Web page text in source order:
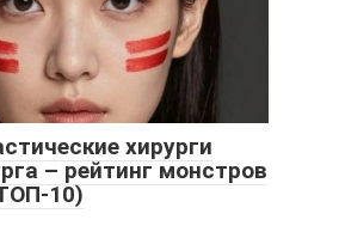
хирурги
– рейтинг монстров
10)